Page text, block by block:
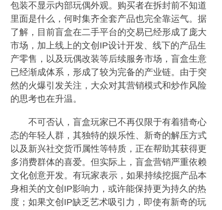
包装不显示内部玩偶外观。购买者在拆封前不知道
里面是什么，何时集齐全套产品也完全靠运气。据
了解，目前盲盒在二手平台的交易已经形成了庞大
市场，加上线上的文创IP设计开发、线下的产品生
产零售，以及玩偶改装等后续服务市场，盲盒生意
已经渐成体系，形成了较为完备的产业链。由于突
然的火爆引发关注，大众对其营销模式和炒作风险
的思考也在升温。
不可否认，盲盒玩家已不再仅限于有着猎奇心
态的年轻人群，其独特的娱乐性、新奇的解压方式
以及新兴社交货币属性等特质，正在帮助其获得更
多消费群体的喜爱。但实际上，盲盒营销严重依赖
文化创意开发。有玩家表示，如果持续挖掘产品本
身相关的文创IP影响力，或许能保持更为持久的热
度；如果文创IP缺乏艺术吸引力，即使有新奇的玩